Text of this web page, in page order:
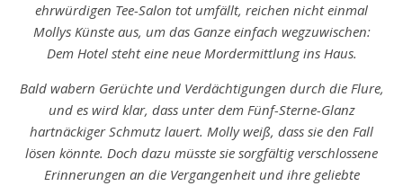
ehrwürdigen Tee-Salon tot umfällt, reichen nicht einmal
Mollys Künste aus, um das Ganze einfach wegzuwischen:
Dem Hotel steht eine neue Mordermittlung ins Haus.
Bald wabern Gerüchte und Verdächtigungen durch die Flure,
und es wird klar, dass unter dem Fünf-Sterne-Glanz
hartnäckiger Schmutz lauert. Molly weiß, dass sie den Fall
lösen könnte. Doch dazu müsste sie sorgfältig verschlossene
Erinnerungen an die Vergangenheit und ihre geliebte